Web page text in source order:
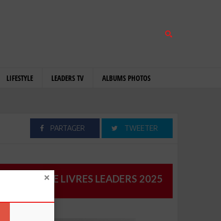
LIFESTYLE LEADERS TV ALBUMS PHOTOS
PARTAGER TWEETER
CATALOGUE LIVRES LEADERS 2025